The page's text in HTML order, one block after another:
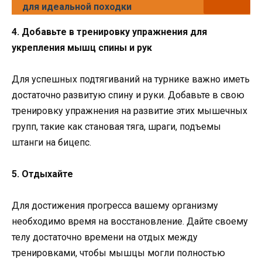
для идеальной походки
4. Добавьте в тренировку упражнения для
укрепления мышц спины и рук
Для успешных подтягиваний на турнике важно иметь
достаточно развитую спину и руки. Добавьте в свою
тренировку упражнения на развитие этих мышечных
групп, такие как становая тяга, шраги, подъемы
штанги на бицепс.
5. Отдыхайте
Для достижения прогресса вашему организму
необходимо время на восстановление. Дайте своему
телу достаточно времени на отдых между
тренировками, чтобы мышцы могли полностью